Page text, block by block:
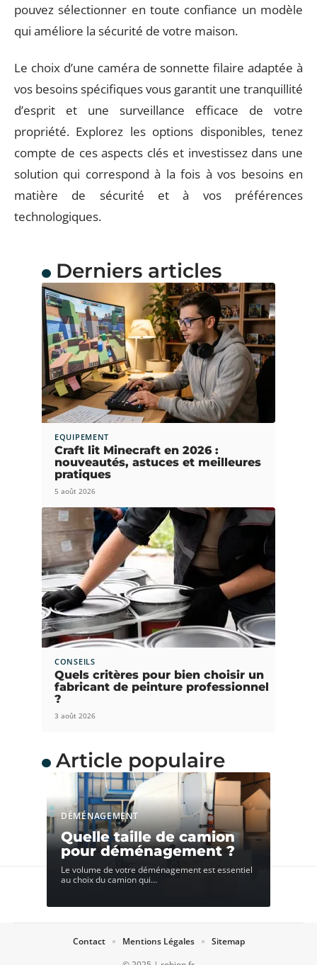
pouvez sélectionner en toute confiance un modèle
qui améliore la sécurité de votre maison.
Le choix d’une caméra de sonnette filaire adaptée à
vos besoins spécifiques vous garantit une tranquillité
d’esprit et une surveillance efficace de votre
propriété. Explorez les options disponibles, tenez
compte de ces aspects clés et investissez dans une
solution qui correspond à la fois à vos besoins en
matière de sécurité et à vos préférences
technologiques.
Derniers articles
EQUIPEMENT
Craft lit Minecraft en 2026 :
nouveautés, astuces et meilleures
pratiques
5 août 2026
CONSEILS
Quels critères pour bien choisir un
fabricant de peinture professionnel
?
3 août 2026
Article populaire
DÉMÉNAGEMENT
Quelle taille de camion
pour déménagement ?
Le volume de votre déménagement est essentiel
au choix du camion qui…
Contact Mentions Légales Sitemap